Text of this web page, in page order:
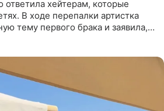
ответила хейтерам, которые
В ходе перепалки артистка
тему первого брака и заявила,